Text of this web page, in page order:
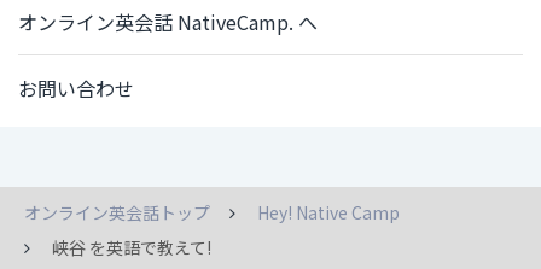
オンライン英会話 NativeCamp. へ
お問い合わせ
オンライン英会話トップ
Hey! Native Camp
峡谷 を英語で教えて!